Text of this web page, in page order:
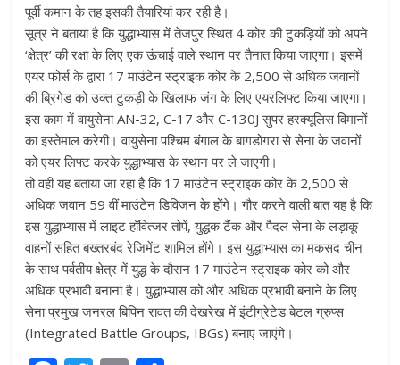
पूर्वी कमान के तह इसकी तैयारियां कर रही है।
सूत्र ने बताया है कि युद्धाभ्‍यास में तेजपुर स्थित 4 कोर की टुकड़ियों को अपने
‘क्षेत्र’ की रक्षा के लिए एक ऊंचाई वाले स्थान पर तैनात किया जाएगा। इसमें
एयर फोर्स के द्वारा 17 माउंटेन स्ट्राइक कोर के 2,500 से अधिक जवानों
की ब्रिगेड को उक्‍त टुकड़ी के खिलाफ जंग के लिए एयरलिफ्ट किया जाएगा।
इस काम में वायुसेना AN-32, C-17 और C-130J सुपर हरक्‍यूलिस विमानों
का इस्‍तेमाल करेगी। वायुसेना पश्चिम बंगाल के बागडोगरा से सेना के जवानों
को एयर लिफ्ट करके युद्धाभ्‍यास के स्‍थान पर ले जाएगी।
तो वही यह बताया जा रहा है कि 17 माउंटेन स्ट्राइक कोर के 2,500 से
अधिक जवान 59 वीं माउंटेन डिविजन के होंगे। गौर करने वाली बात यह है कि
इस युद्धाभ्‍यास में लाइट हॉवित्जर तोपें, युद्धक टैंक और पैदल सेना के लड़ाकू
वाहनों सहित बख्तरबंद रेजिमेंट शामिल होंगे। इस युद्धाभ्यास का मकसद चीन
के साथ पर्वतीय क्षेत्र में युद्ध के दौरान 17 माउंटेन स्ट्राइक कोर को और
अधिक प्रभावी बनाना है। युद्धाभ्यास को और अधिक प्रभावी बनाने के लिए
सेना प्रमुख जनरल बिपिन रावत की देखरेख में इंटीग्रेटेड बेटल ग्रुप्स
(Integrated Battle Groups, IBGs) बनाए जाएंगे।